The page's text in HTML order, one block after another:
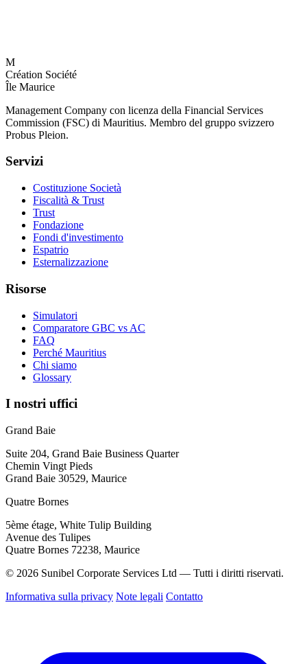
M
Création Société
Île Maurice
Management Company con licenza della Financial Services
Commission (FSC) di Mauritius. Membro del gruppo svizzero
Probus Pleion.
Servizi
Costituzione Società
Fiscalità & Trust
Trust
Fondazione
Fondi d'investimento
Espatrio
Esternalizzazione
Risorse
Simulatori
Comparatore GBC vs AC
FAQ
Perché Mauritius
Chi siamo
Glossary
I nostri uffici
Grand Baie
Suite 204, Grand Baie Business Quarter
Chemin Vingt Pieds
Grand Baie 30529, Maurice
Quatre Bornes
5ème étage, White Tulip Building
Avenue des Tulipes
Quatre Bornes 72238, Maurice
© 2026 Sunibel Corporate Services Ltd — Tutti i diritti riservati.
Informativa sulla privacy Note legali Contatto